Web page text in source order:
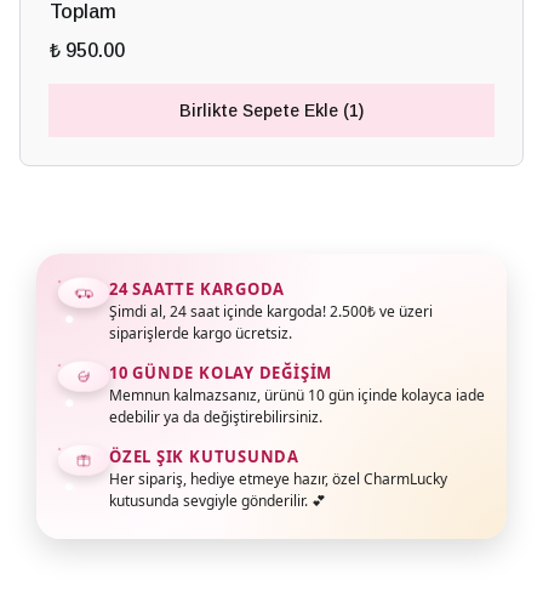
Toplam
₺ 950.00
Birlikte Sepete Ekle (1)
24 SAATTE KARGODA
Şimdi al, 24 saat içinde kargoda! 2.500₺ ve üzeri
siparişlerde kargo ücretsiz.
10 GÜNDE KOLAY DEĞIŞIM
Memnun kalmazsanız, ürünü 10 gün içinde kolayca iade
edebilir ya da değiştirebilirsiniz.
ÖZEL ŞIK KUTUSUNDA
Her sipariş, hediye etmeye hazır, özel CharmLucky
kutusunda sevgiyle gönderilir. 💕